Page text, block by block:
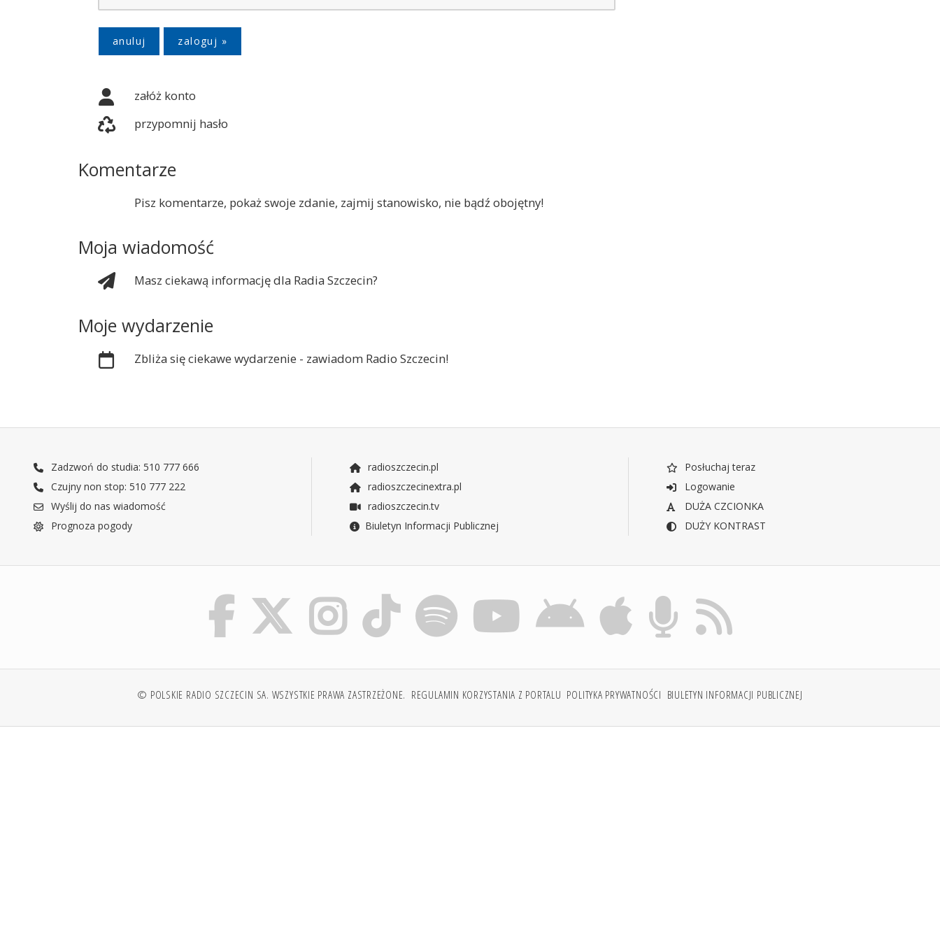
anuluj
załóż konto
przypomnij hasło
Komentarze
Pisz komentarze, pokaż swoje zdanie, zajmij stanowisko, nie bądź obojętny!
Moja wiadomość
Masz ciekawą informację dla Radia Szczecin?
Moje wydarzenie
Zbliża się ciekawe wydarzenie - zawiadom Radio Szczecin!
Zadzwoń do studia: 510 777 666
Czujny non stop: 510 777 222
Wyślij do nas wiadomość
Prognoza pogody
radioszczecin.pl
radioszczecinextra.pl
radioszczecin.tv
Biuletyn Informacji Publicznej
Posłuchaj teraz
Logowanie
DUŻA CZCIONKA
DUŻY KONTRAST
© POLSKIE RADIO SZCZECIN SA. WSZYSTKIE PRAWA ZASTRZEŻONE. REGULAMIN KORZYSTANIA Z PORTALU POLITYKA PRYWATNOŚCI BIULETYN INFORMACJI PUBLICZNEJ